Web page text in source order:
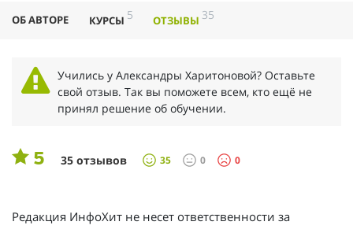
ОБ АВТОРЕ КУРСЫ 5 ОТЗЫВЫ 35
Учились у Александры Харитоновой? Оставьте
свой отзыв. Так вы поможете всем, кто ещё не
принял решение об обучении.
5 35 отзывов 35 0 0
Редакция ИнфоХит не несет ответственности за